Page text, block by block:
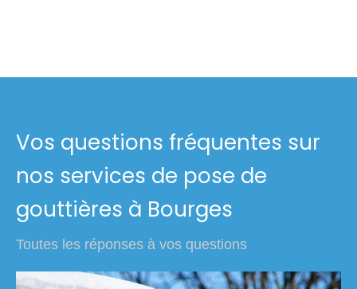
Vos questions fréquentes sur
nos services de pose de
gouttières à Bourges
Toutes les réponses à vos questions